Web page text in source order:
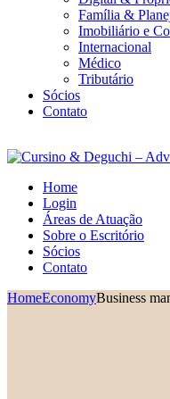
Família &
Imobiliário e
Internacional
Médico
Tributário
Sócios
Contato
Home
Login
Áreas de Atuação
Sobre o Escritório
Sócios
Contato
HomeEconomyBusiness